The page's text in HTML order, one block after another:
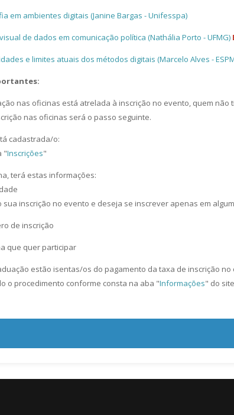
em ambientes digitais (Janine Bargas - Unifesspa)
de dados em comunicação política (Nathália Porto - UFMG)
e limites atuais dos métodos digitais (Marcelo Alves -
nas oficinas está atrelada à inscrição no evento, quem
nas oficinas será o passo seguinte.
cadastrada/o:
"Inscrições"
terá estas informações:
sua inscrição no evento e deseja se inscrever apenas em
de inscrição
que quer participar
estão isentas/os do pagamento da taxa de inscrição
o procedimento conforme consta na aba "Informações" do